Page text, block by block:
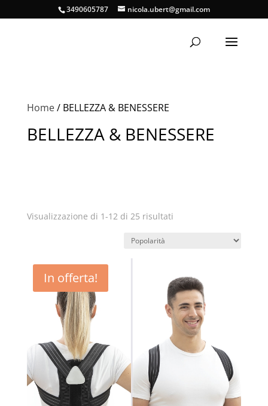
3490605787 nicola.ubert@gmail.com
Home/ BELLEZZA & BENESSERE
BELLEZZA & BENESSERE
Visualizzazione di 1-12 di 25 risultatiPopolarità
In offerta!